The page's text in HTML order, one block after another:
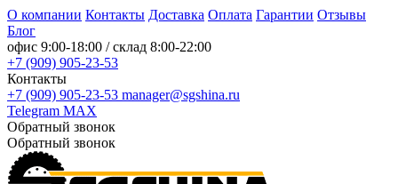
О компании Контакты Доставка Оплата Гарантии Отзывы
Блог
офис 9:00-18:00 / склад 8:00-22:00
+7 (909) 905-23-53
Контакты
+7 (909) 905-23-53 manager@sgshina.ru
Telegram MAX
Обратный звонок
Обратный звонок